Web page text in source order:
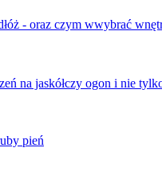
- oraz czym wwybrać
na jaskółczy ogon i nie
pień